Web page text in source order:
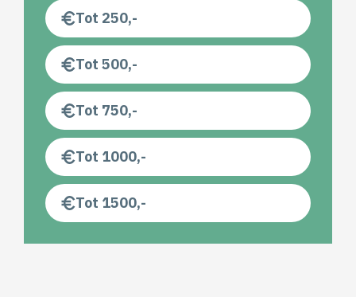
Tot 250,-
Tot 500,-
Tot 750,-
Tot 1000,-
Tot 1500,-